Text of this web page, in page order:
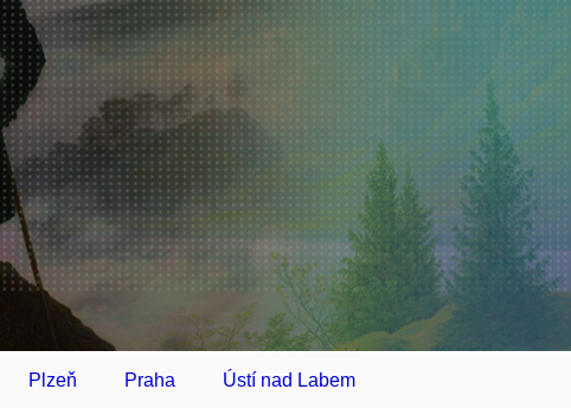
Plzeň Praha Ústí nad Labem